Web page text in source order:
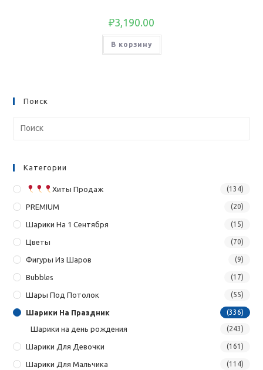
₽3,190.00
В корзину
Поиск
Категории
Хиты Продаж (134)
PREMIUM (20)
Шарики На 1 Сентября (15)
Цветы (70)
Фигуры Из Шаров (9)
Bubbles (17)
Шары Под Потолок (55)
Шарики На Праздник (336)
Шарики на день рождения (243)
Шарики Для Девочки (161)
Шарики Для Мальчика (114)